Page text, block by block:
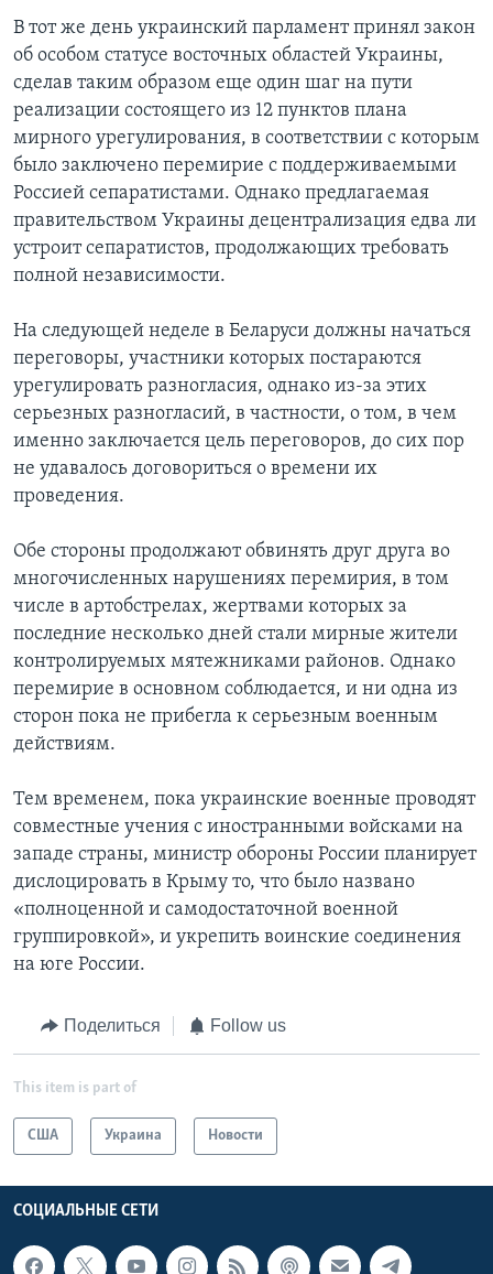
В тот же день украинский парламент принял закон
об особом статусе восточных областей Украины,
сделав таким образом еще один шаг на пути
реализации состоящего из 12 пунктов плана
мирного урегулирования, в соответствии с которым
было заключено перемирие с поддерживаемыми
Россией сепаратистами. Однако предлагаемая
правительством Украины децентрализация едва ли
устроит сепаратистов, продолжающих требовать
полной независимости.
На следующей неделе в Беларуси должны начаться
переговоры, участники которых постараются
урегулировать разногласия, однако из-за этих
серьезных разногласий, в частности, о том, в чем
именно заключается цель переговоров, до сих пор
не удавалось договориться о времени их
проведения.
Обе стороны продолжают обвинять друг друга во
многочисленных нарушениях перемирия, в том
числе в артобстрелах, жертвами которых за
последние несколько дней стали мирные жители
контролируемых мятежниками районов. Однако
перемирие в основном соблюдается, и ни одна из
сторон пока не прибегла к серьезным военным
действиям.
Тем временем, пока украинские военные проводят
совместные учения с иностранными войсками на
западе страны, министр обороны России планирует
дислоцировать в Крыму то, что было названо
«полноценной и самодостаточной военной
группировкой», и укрепить воинские соединения
на юге России.
Поделиться Follow us
This item is part of
США Украина Новости
СОЦИАЛЬНЫЕ СЕТИ